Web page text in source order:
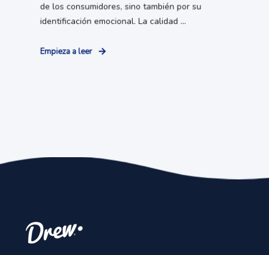
de los consumidores, sino también por su
identificación emocional. La calidad ...
Empieza a leer